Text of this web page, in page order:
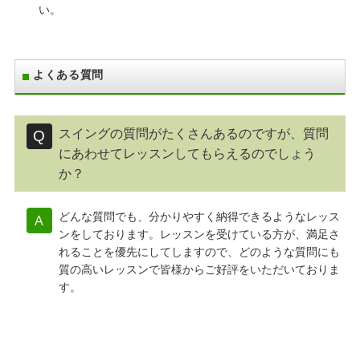
い。
よくある質問
スイングの質問がたくさんあるのですが、質問
にあわせてレッスンしてもらえるのでしょう
か？
どんな質問でも、分かりやすく納得できるようなレッス
ンをしております。レッスンを受けている方が、満足さ
れることを優先にしてしますので、どのような質問にも
質の高いレッスンで皆様からご好評をいただいておりま
す。